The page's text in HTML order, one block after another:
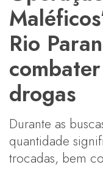
Rio
drogas
Durante as
quantidade
trocadas, bem